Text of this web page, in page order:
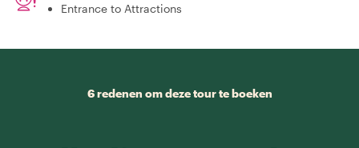
Entrance to Attractions
6 redenen om deze tour te boeken